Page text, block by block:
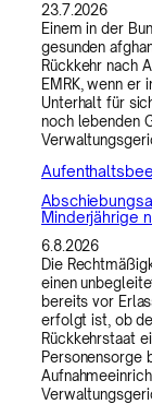
23.7.2026
Einem in der
gesunden
Rückkehr nach
EMRK, wenn er
Unterhalt für
noch lebenden
Minderjährige
6.8.2026
Die
einen
bereits vor
erfolgt ist, ob
Rückkehrstaat
Personensorge